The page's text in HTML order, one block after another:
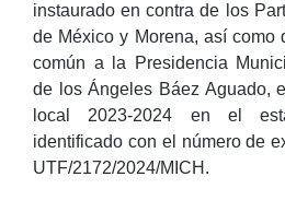
instaurado en contra de los
de México y Morena, así como
común a la Presidencia
de los Ángeles Báez Aguado,
local 2023-2024 en el
identificado con el número de
UTF/2172/2024/MICH.